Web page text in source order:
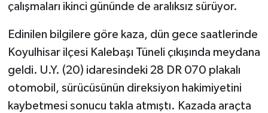
çalışmaları ikinci gününde de aralıksız sürüyor.
Edinilen bilgilere göre kaza, dün gece saatlerinde
Koyulhisar ilçesi Kalebaşı Tüneli çıkışında meydana
geldi. U.Y. (20) idaresindeki 28 DR 070 plakalı
otomobil, sürücüsünün direksiyon hakimiyetini
kaybetmesi sonucu takla atmıştı. Kazada araçta